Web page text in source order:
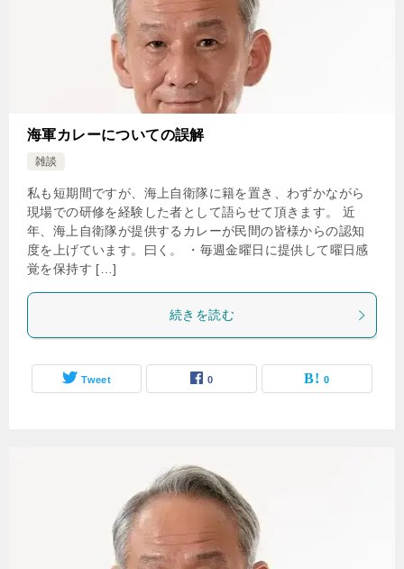
海軍カレーについての誤解
雑談
私も短期間ですが、海上自衛隊に籍を置き、わずかながら
現場での研修を経験した者として語らせて頂きます。 近
年、海上自衛隊が提供するカレーが民間の皆様からの認知
度を上げています。曰く。 ・毎週金曜日に提供して曜日感
覚を保持す […]
続きを読む
Tweet 0 0